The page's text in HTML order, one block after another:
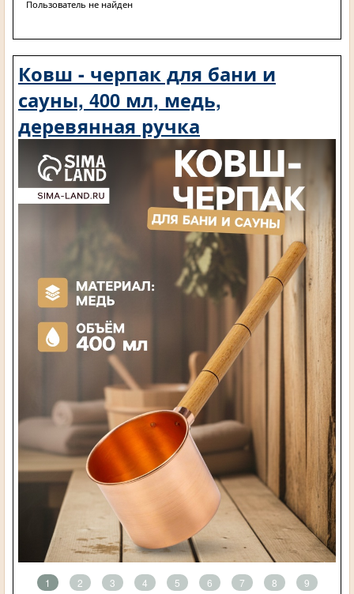
Пользователь не найден
Ковш - черпак для бани и
сауны, 400 мл, медь,
деревянная ручка
1 2 3 4 5 6 7 8
9